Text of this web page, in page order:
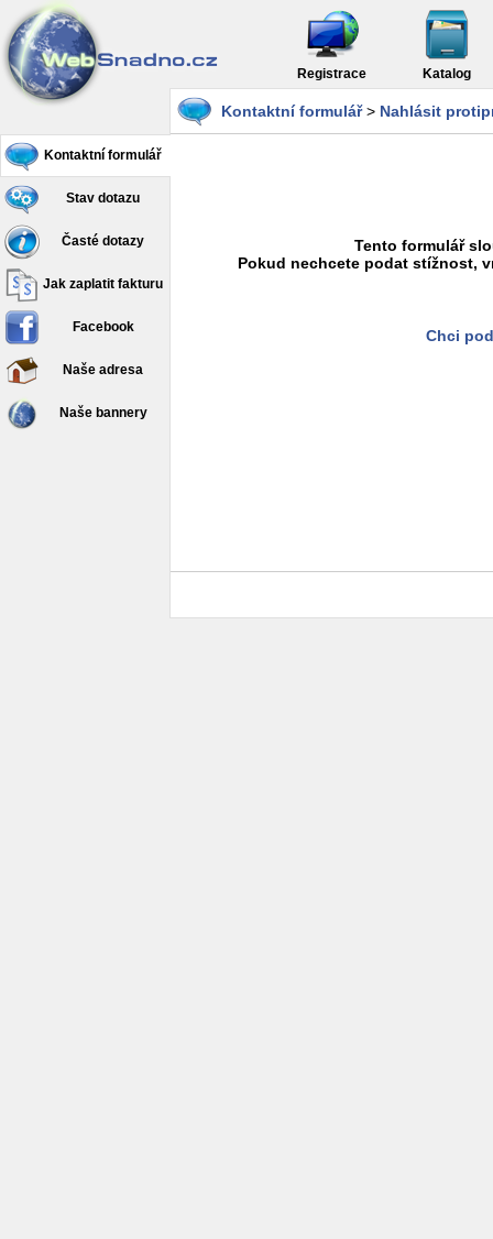
Registrace Katalog
Kontaktní formulář
Stav dotazu
Časté dotazy
Jak zaplatit fakturu
Facebook
Naše adresa
Naše bannery
Kontaktní formulář> Nahlásit
Tento formulář
Pokud nechcete podat stížnost,
Chci